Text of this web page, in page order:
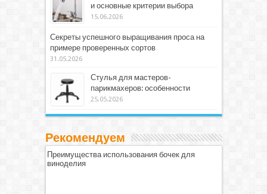
и основные критерии выбора
15.06.2026
Секреты успешного выращивания проса на
примере проверенных сортов
31.05.2026
Стулья для мастеров-
парикмахеров: особенности
25.05.2026
Рекомендуем
Преимущества использования бочек для
виноделия